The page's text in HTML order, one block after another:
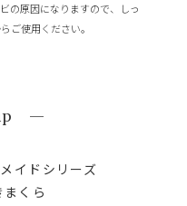
の原因になりますので、しっ
ご使用ください。
イドシリーズ
くら